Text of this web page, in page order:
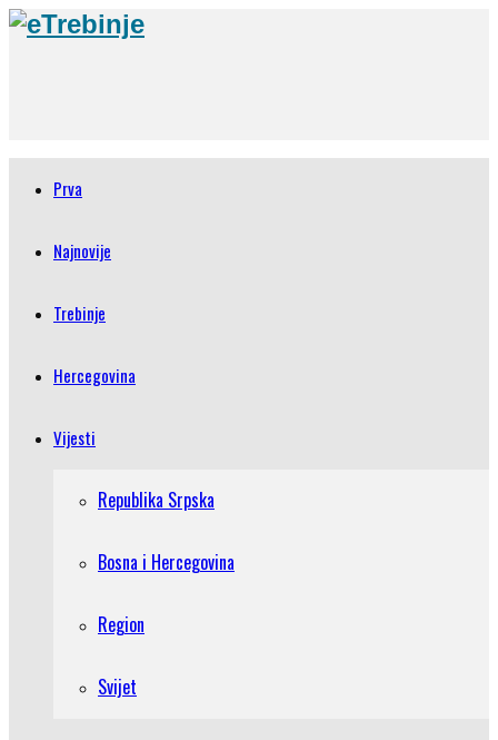
Prva
Najnovije
Trebinje
Hercegovina
Vijesti
Republika Srpska
Bosna i Hercegovina
Region
Svijet